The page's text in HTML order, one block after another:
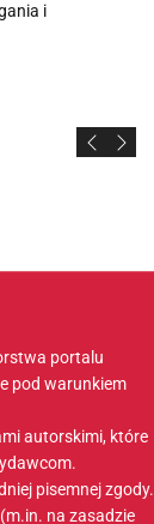
i
portalu
pod warunkiem
autorskimi, które
pisemnej zgody.
na zasadzie